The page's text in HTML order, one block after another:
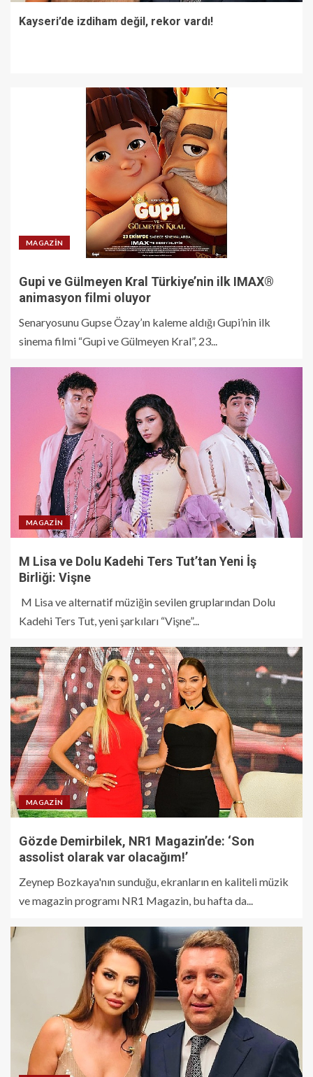
Kayseri’de izdiham değil, rekor vardı!
MAGAZIN
Gupi ve Gülmeyen Kral Türkiye’nin ilk IMAX®
animasyon filmi oluyor
Senaryosunu Gupse Özay’ın kaleme aldığı Gupi’nin ilk
sinema filmi “Gupi ve Gülmeyen Kral”, 23...
MAGAZIN
M Lisa ve Dolu Kadehi Ters Tut’tan Yeni İş
Birliği: Vişne
M Lisa ve alternatif müziğin sevilen gruplarından Dolu
Kadehi Ters Tut, yeni şarkıları “Vişne”...
MAGAZIN
Gözde Demirbilek, NR1 Magazin’de: ‘Son
assolist olarak var olacağım!’
Zeynep Bozkaya'nın sunduğu, ekranların en kaliteli müzik
ve magazin programı NR1 Magazin, bu hafta da...